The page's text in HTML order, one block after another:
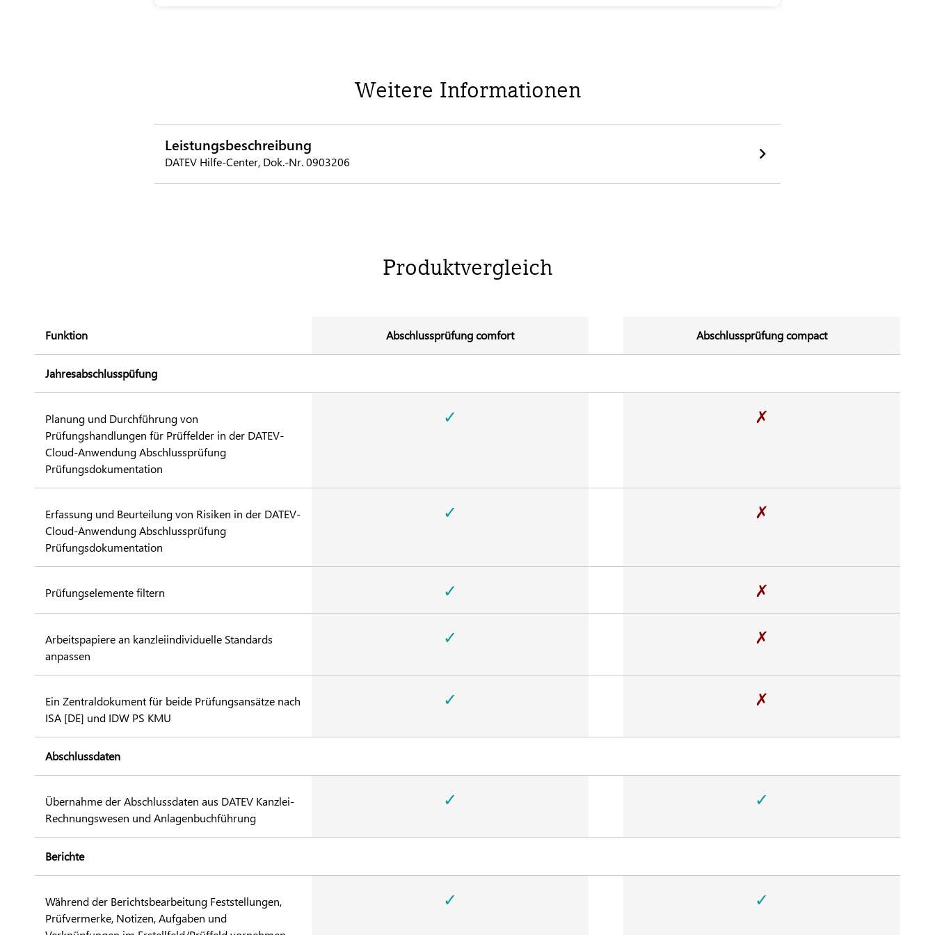
Weitere Informationen
Leistungsbeschreibung
DATEV Hilfe-Center, Dok.-Nr. 0903206
Produktvergleich
Funktion Abschlussprüfung comfort Abschlussprüfung compact
Jahresabschlusspüfung
Planung und Durchführung von
Prüfungshandlungen für Prüffelder in der DATEV-
Cloud-Anwendung Abschlussprüfung
Prüfungsdokumentation
✓ ✗
Erfassung und Beurteilung von Risiken in der DATEV-
Cloud-Anwendung Abschlussprüfung
Prüfungsdokumentation
✓ ✗
Prüfungselemente filtern ✓ ✗
Arbeitspapiere an kanzleiindividuelle Standards
anpassen
✓ ✗
Ein Zentraldokument für beide Prüfungsansätze nach
ISA [DE] und IDW PS KMU
✓ ✗
Abschlussdaten
Übernahme der Abschlussdaten aus DATEV Kanzlei-
Rechnungswesen und Anlagenbuchführung
✓ ✓
Berichte
Während der Berichtsbearbeitung Feststellungen,
Prüfvermerke, Notizen, Aufgaben und
✓ ✓